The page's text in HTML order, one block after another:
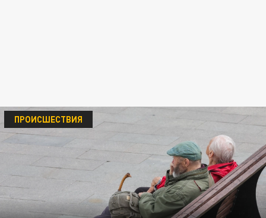
ПРОИСШЕСТВИЯ